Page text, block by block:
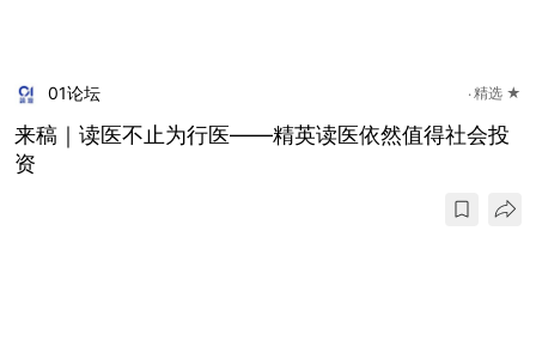
01论坛 精选 ★
来稿｜读医不止为行医——精英读医依然值得社会投
资